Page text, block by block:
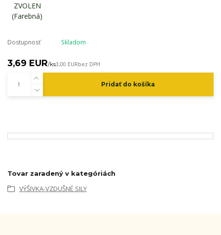
Dostupnosť Skladom
3,69 EUR/ks3,00 EURbez DPH
Pridať do košíka
Tovar zaradený v kategóriách
VÝŠIVKA-VZDUŠNÉ SILY